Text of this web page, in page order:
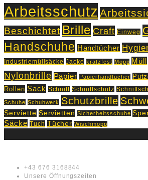
Arbeitsschutz
Beschichtet Brille Craft Einweg
Handschuhe Handtücher
Industriemüllsäcke Jacke kratzfest Mopp Müll
Nylonbrille Papier Papierhandtücher
Rollen Sack Schnitt Schnittschutz
Schuhe Schuhwerk Schutzbrille
Serviette Servietten Sicherheitsschuhe
Säcke Tuch Tücher Wischmopp
+43 676 3168844
Unsere Öffnungszeiten